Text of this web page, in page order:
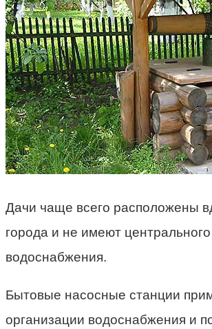
Дачи чаще всего расположены
города и не имеют центрального
водоснабжения.
Бытовые насосные станции
организации водоснабжения и